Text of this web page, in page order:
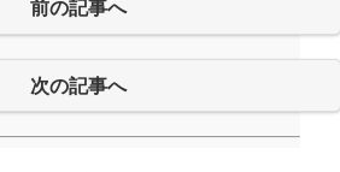
前の記事へ
次の記事へ